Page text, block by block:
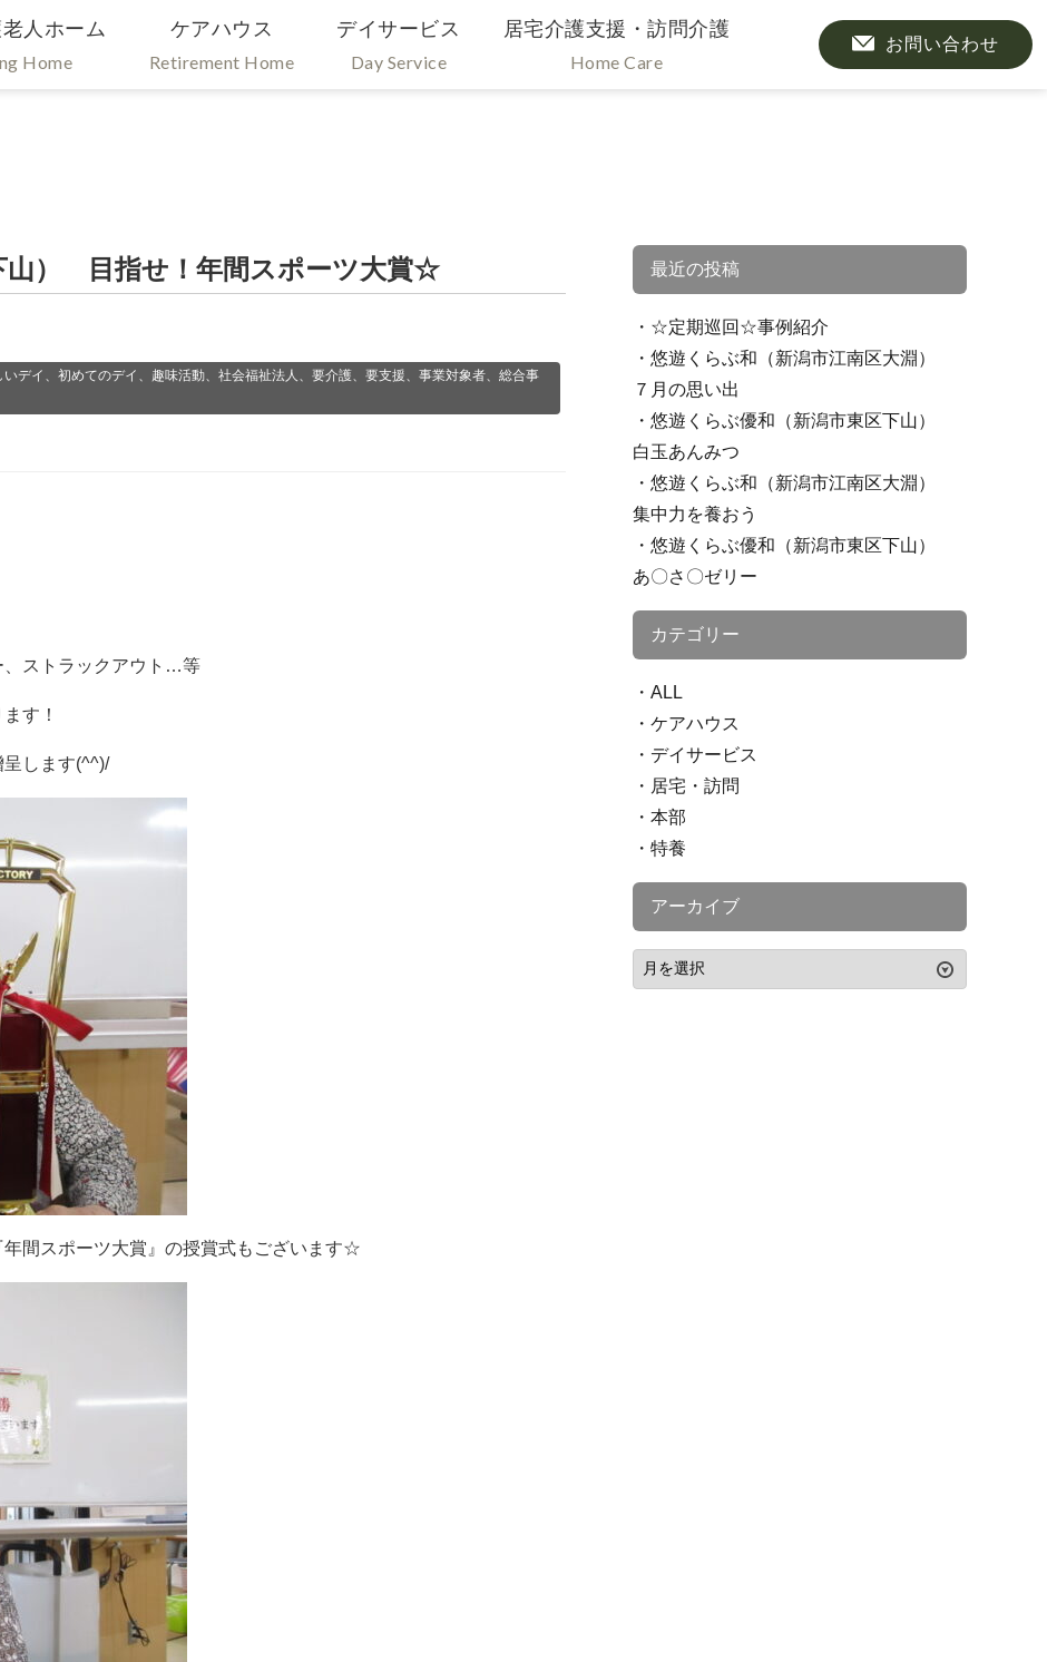
人ホーム
Home
ケアハウス
Retirement Home
デイサービス
Day Service
居宅介護支援・訪問介護
Home Care
お問い合わせ
山） 目指せ！年間スポーツ大賞☆
デイ、初めてのデイ、趣味活動、社会福祉法人、要介護、要支援、事業対象者、総合事
、ストラックアウト…等
す！
します(^^)/
間スポーツ大賞』の授賞式もございます☆
最近の投稿
☆定期巡回☆事例紹介
悠遊くらぶ和（新潟市江南区大淵）
７月の思い出
悠遊くらぶ優和（新潟市東区下山）
白玉あんみつ
悠遊くらぶ和（新潟市江南区大淵）
集中力を養おう
悠遊くらぶ優和（新潟市東区下山）
あ〇さ〇ゼリー
カテゴリー
ALL
ケアハウス
デイサービス
居宅・訪問
本部
特養
アーカイブ